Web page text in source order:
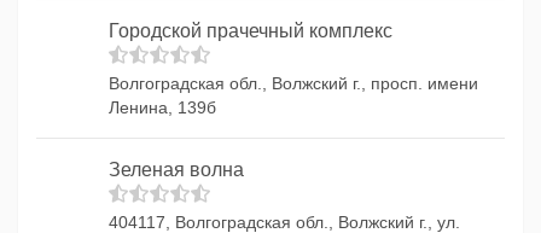
Городской прачечный комплекс
Волгоградская обл., Волжский г., просп. имени
Ленина, 139б
Зеленая волна
404117, Волгоградская обл., Волжский г., ул.